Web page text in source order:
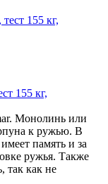
155 кг,
Монолинь или
к ружью. В
память и за
ружья. Также
так как не